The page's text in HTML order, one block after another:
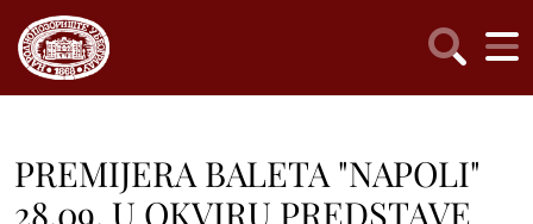
PREMIJERA BALETA "NAPOLI"
28.09. U OKVIRU PREDSTAVE